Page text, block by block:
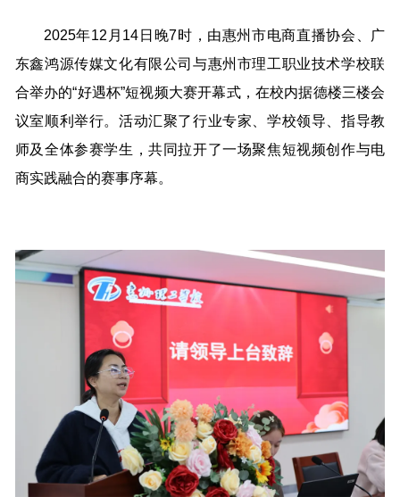
2025年12月14日晚7时，由惠州市电商直播协会、广
东鑫鸿源传媒文化有限公司与惠州市理工职业技术学校联
合举办的“好遇杯”短视频大赛开幕式，在校内据德楼三楼会
议室顺利举行。活动汇聚了行业专家、学校领导、指导教
师及全体参赛学生，共同拉开了一场聚焦短视频创作与电
商实践融合的赛事序幕。